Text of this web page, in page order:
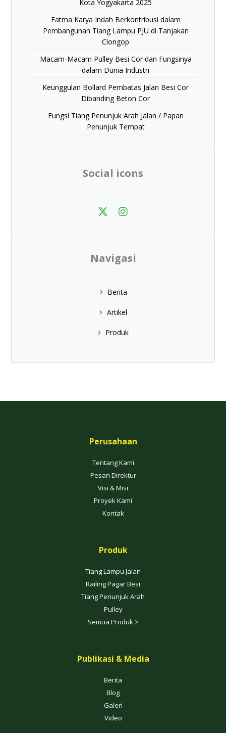
Kota Yogyakarta 2025
Fatma Karya Indah Berkontribusi dalam
Pembangunan Tiang Lampu PJU di Tanjakan
Clongop
Macam-Macam Pulley Besi Cor dan Fungsinya
dalam Dunia Industri
Keunggulan Bollard Pembatas Jalan Besi Cor
Dibanding Beton Cor
Fungsi Tiang Penunjuk Arah Jalan / Papan
Penunjuk Tempat
Social icons
Navigasi
Berita
Artikel
Produk
Perusahaan
Tentang Kami
Pesan Direktur
Visi & Misi
Proyek Kami
Kontak
Produk
Tiang Lampu Jalan
Railing Pagar Besi
Tiang Penunjuk Arah
Pulley
Semua Produk >
Publikasi & Media
Berita
Blog
Galeri
Video